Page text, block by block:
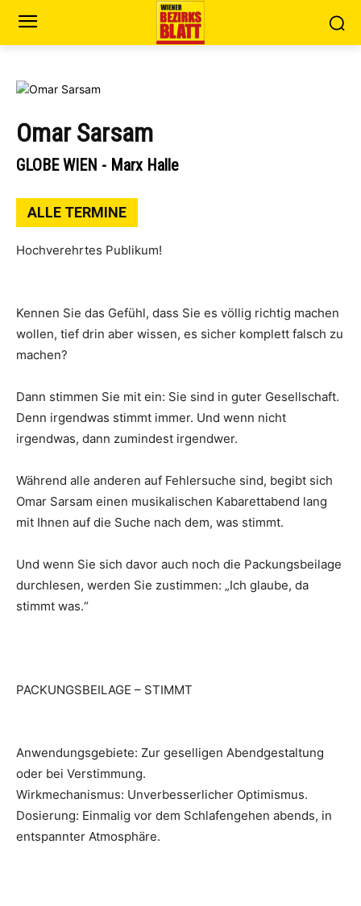
Omar Sarsam
GLOBE WIEN - Marx Halle
ALLE TERMINE
Hochverehrtes Publikum!
Kennen Sie das Gefühl, dass Sie es völlig richtig machen
wollen, tief drin aber wissen, es sicher komplett falsch zu
machen?
Dann stimmen Sie mit ein: Sie sind in guter Gesellschaft.
Denn irgendwas stimmt immer. Und wenn nicht
irgendwas, dann zumindest irgendwer.
Während alle anderen auf Fehlersuche sind, begibt sich
Omar Sarsam einen musikalischen Kabarettabend lang
mit Ihnen auf die Suche nach dem, was stimmt.
Und wenn Sie sich davor auch noch die Packungsbeilage
durchlesen, werden Sie zustimmen: „Ich glaube, da
stimmt was.“
PACKUNGSBEILAGE – STIMMT
Anwendungsgebiete: Zur geselligen Abendgestaltung
oder bei Verstimmung.
Wirkmechanismus: Unverbesserlicher Optimismus.
Dosierung: Einmalig vor dem Schlafengehen abends, in
entspannter Atmosphäre.